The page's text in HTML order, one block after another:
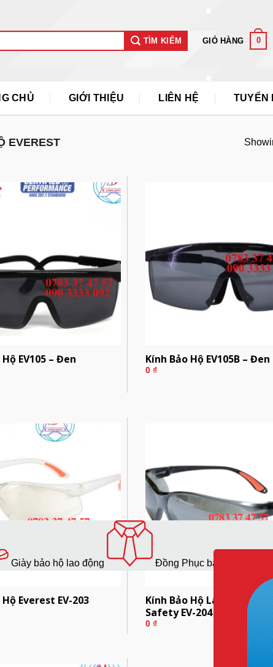
TÌM KIẾM GIỎ HÀNG 0
CHỦ GIỚI THIỆU LIÊN HỆ TUYỂN
EVEREST
EV105 – Đen Kính Bảo Hộ EV105B – Đen
0₫
Everest EV-203
Kính Bảo Hộ Lao Động
Safety EV-204
0₫
Giày bảo hộ lao động Đồng Phục bảo hộ lao động